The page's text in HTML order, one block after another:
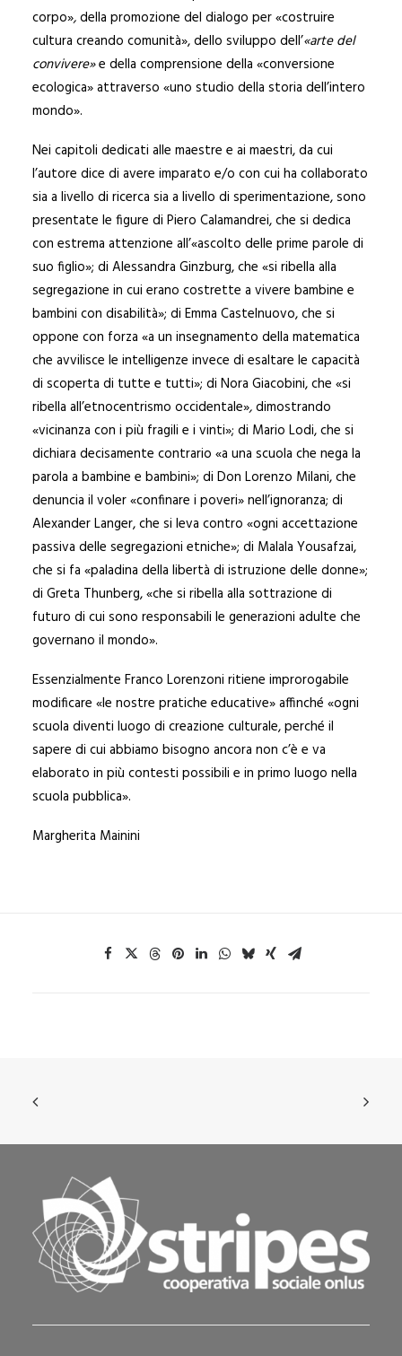
corpo»,della promozione del dialogo per «costruire
cultura creando comunità», dello sviluppo dell’«arte del
convivere»e della comprensione della «conversione
ecologica» attraverso «uno studio della storia dell’intero
mondo».
Nei capitoli dedicati alle maestre e ai maestri, da cui
l’autore dice di avere imparato e/o con cui ha collaborato
sia a livello di ricerca sia a livello di sperimentazione, sono
presentate le figure di Piero Calamandrei, che si dedica
con estrema attenzione all’«ascolto delle prime parole di
suo figlio»; di Alessandra Ginzburg, che «si ribella alla
segregazione in cui erano costrette a vivere bambine e
bambini con disabilità»; di Emma Castelnuovo, che si
oppone con forza «a un insegnamento della matematica
che avvilisce le intelligenze invece di esaltare le capacità
di scoperta di tutte e tutti»; di Nora Giacobini, che «si
ribella all’etnocentrismo occidentale»,dimostrando
«vicinanza con i più fragili e i vinti»; di Mario Lodi, che si
dichiara decisamente contrario «a una scuola che nega la
parola a bambine e bambini»; di Don Lorenzo Milani, che
denuncia il voler «confinare i poveri» nell’ignoranza; di
Alexander Langer, che si leva contro «ogni accettazione
passiva delle segregazioni etniche»; di Malala Yousafzai,
che si fa «paladina della libertà di istruzione delle donne»;
di Greta Thunberg, «che si ribella alla sottrazione di
futuro di cui sono responsabili le generazioni adulte che
governano il mondo».
Essenzialmente Franco Lorenzoni ritiene improrogabile
modificare «le nostre pratiche educative» affinché «ogni
scuola diventi luogo di creazione culturale, perché il
sapere di cui abbiamo bisogno ancora non c’è e va
elaborato in più contesti possibili e in primo luogo nella
scuola pubblica».
Margherita Mainini